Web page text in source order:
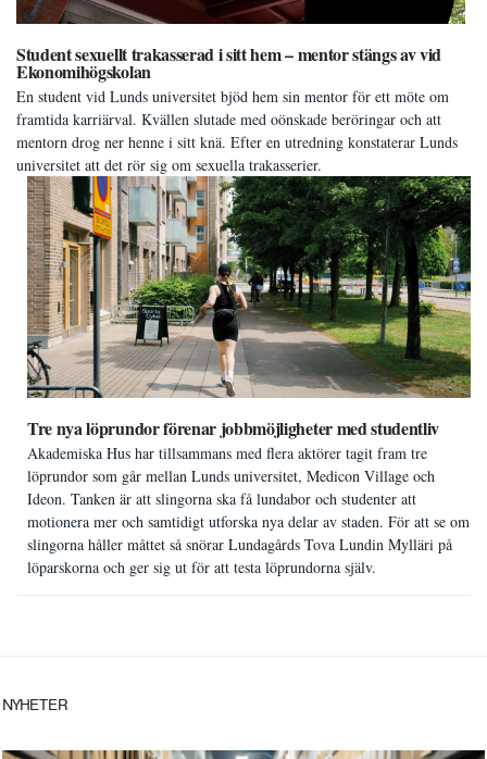
Student sexuellt trakasserad i sitt hem – mentor stängs av vid
Ekonomihögskolan
En student vid Lunds universitet bjöd hem sin mentor för ett möte om
framtida karriärval. Kvällen slutade med oönskade beröringar och att
mentorn drog ner henne i sitt knä. Efter en utredning konstaterar Lunds
universitet att det rör sig om sexuella trakasserier.
Tre nya löprundor förenar jobbmöjligheter med studentliv
Akademiska Hus har tillsammans med flera aktörer tagit fram tre
löprundor som går mellan Lunds universitet, Medicon Village och
Ideon. Tanken är att slingorna ska få lundabor och studenter att
motionera mer och samtidigt utforska nya delar av staden. För att se om
slingorna håller måttet så snörar Lundagårds Tova Lundin Mylläri på
löparskorna och ger sig ut för att testa löprundorna själv.
NYHETER